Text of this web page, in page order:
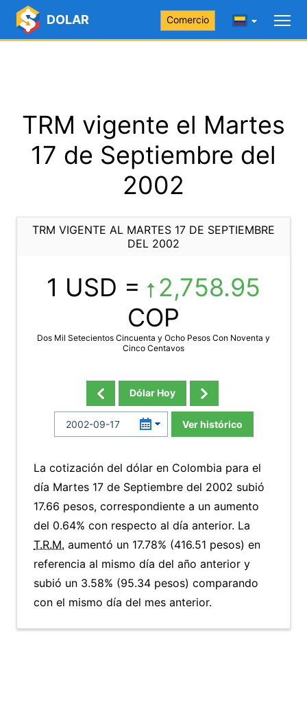
DOLAR Comercio
TRM vigente el Martes
17 de Septiembre del
2002
TRM VIGENTE AL MARTES 17 DE SEPTIEMBRE
DEL 2002
1 USD =
2,758.95
COP
Dos Mil Setecientos Cincuenta y Ocho Pesos Con Noventa y
Cinco Centavos
Dólar Hoy
Ver histórico
La cotización del dólar en Colombia para el
día Martes 17 de Septiembre del 2002 subió
17.66 pesos, correspondiente a un aumento
del 0.64% con respecto al día anterior. La
T.R.M. aumentó un 17.78% (416.51 pesos) en
referencia al mismo día del año anterior y
subió un 3.58% (95.34 pesos) comparando
con el mismo día del mes anterior.